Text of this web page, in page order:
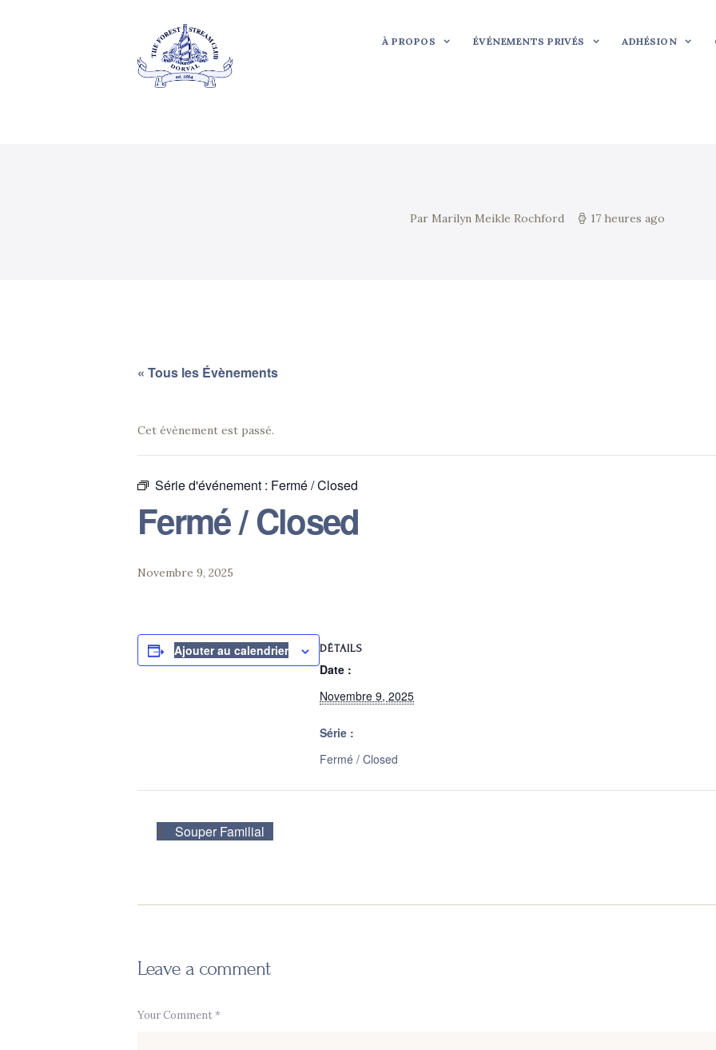
À PROPOS ÉVÉNEMENTS PRIVÉS ADHÉSION
Par Marilyn Meikle Rochford 17 heures ago
LE FOREST & STREAM
CLUB
Événements
« Tous les Évènements
Cet évènement est passé.
Série d'événement : Fermé / Closed
Fermé / Closed
Novembre 9, 2025
Ajouter au calendrier DÉTAILS
Date :
Novembre 9, 2025
Série :
Fermé / Closed
Souper Familial
Leave a comment
Your Comment *